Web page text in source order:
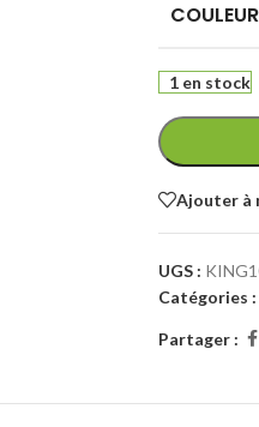
1 en stock
Ajouter à
UGS :
Catégories :
Partager :